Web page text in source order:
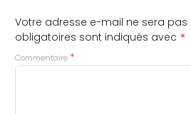
Votre adresse e-mail ne sera pas
obligatoires sont indiqués avec *
Commentaire *